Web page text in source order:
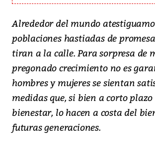
Alrededor del mundo
poblaciones hastiadas de
tiran a la calle. Para sorpresa de
pregonado crecimiento no es
hombres y mujeres se sientan
medidas que, si bien a corto plazo
bienestar, lo hacen a costa del
futuras generaciones.